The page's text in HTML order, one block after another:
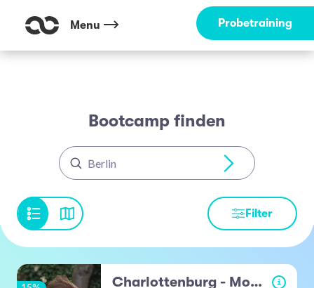
Menu Probetraining
Bootcamp finden
Berlin
Filter
Charlottenburg - Mommsenstadion i